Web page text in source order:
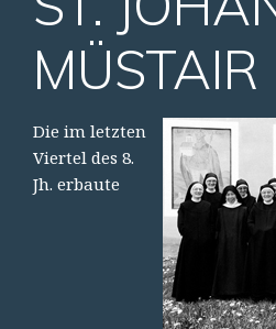
MÜSTAIR
Die im letzten
Viertel des 8.
Jh. erbaute